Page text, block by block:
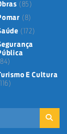
(85)
(8)
(172)
E Cultura